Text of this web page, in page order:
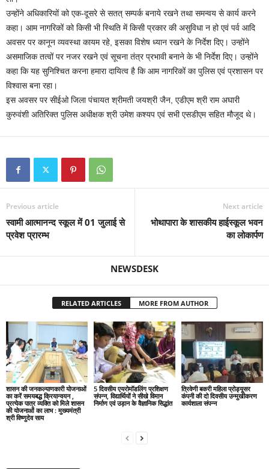
उन्होंने अधिकारियों को एक-दूसरे से सतत् सम्पर्क बनाये रखने तथा समन्वय से कार्य करने
कहा। आम नागरिकों को किसी भी स्थिति में किसी प्रकार की असुविधा न हो एवं पर्व आदि
अवसर पर कानून व्यवस्था कायम रहे, इसका विशेष ध्यान रखने के निर्देश दिए। उन्होंने
असमाजिक तत्वों पर नजर रखने एवं सूचना तंत्र प्रभावी बनाने के भी निर्देश दिए। उन्होंने
कहा कि यह सुनिश्चित करना हमारा दायित्व है कि आम नागरिकों का पुलिस एवं प्रशासन पर
विश्वास बना रहा।
इस अवसर पर सीईओ जिला पंचायत श्रीमती जयश्री जैन, एडीएम श्री राम अघारी
कुरुवंशी अतिरिक्त पुलिस अधीक्षक श्री उमेश कश्यप एवं सभी एसडीएम सहित मौजूद थे।
Previous article
स्वामी आत्मानन्द स्कूल में 01 जुलाई से
प्रवेश प्रारम्भ
Next article
भोथापारा के शासकीय हाईस्कूल भवन
का लोकार्पण
NEWSDESK
RELATED ARTICLES MORE FROM AUTHOR
शासन की जनकल्याणकारी योजनाओं
का करें समयबद्ध क्रियान्वयन ,
प्रत्येक पात्र व्यक्ति को मिले शासन
की योजनाओं का लाभ : मुख्यमंत्री
श्री विष्णुदेव साय
5 दिवसीय एयरोमॉडलिंग प्रशिक्षण
संपन्न, विद्यार्थियों ने सीखे विमान
निर्माण एवं उड़ान के वैज्ञानिक सिद्धांत
त्रिवेणी बकरी महिला प्रोड्यूसर
कंपनी की दो दिवसीय उन्मुखीकरण
कार्यशाला संपन्न